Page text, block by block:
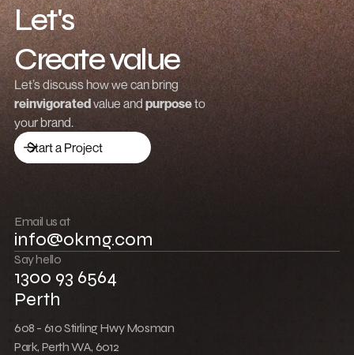
Let's
Create value
Grow revenue
Launch a brand
Drive traffic
Push boundaries
Win together
Let’s discuss how we can bring
reinvigoratedvalue and purposeto
your brand.
Start a Project
Email us at
info@okmg.com
Say hello
1300 93 6564
Perth
608 - 610 Stirling Hwy Mosman
Park, Perth WA, 6012